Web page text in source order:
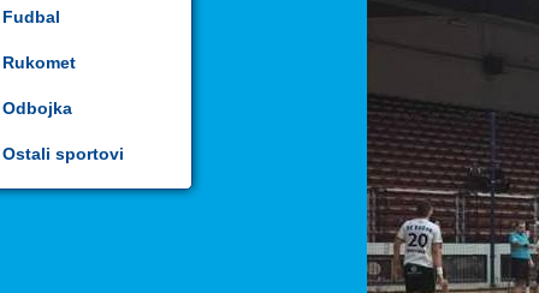
Fudbal
Rukomet
Odbojka
Ostali sportovi